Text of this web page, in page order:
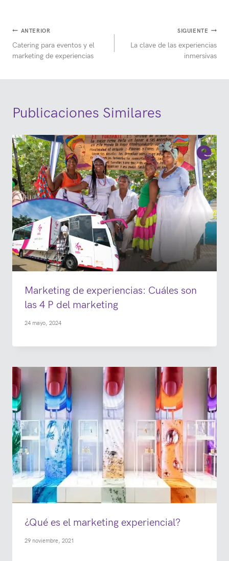
Navegación
de
ANTERIOR
Catering para eventos y el
marketing de experiencias
SIGUIENTE
La clave de las experiencias
inmersivas
Publicaciones Similares
Marketing de experiencias: Cuáles son
las 4 P del marketing
24 mayo, 2024
¿Qué es el marketing experiencial?
29 noviembre, 2021